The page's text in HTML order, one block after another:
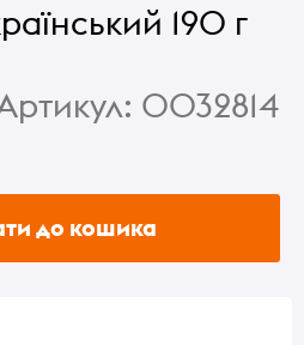
190 г
0032814
до кошика